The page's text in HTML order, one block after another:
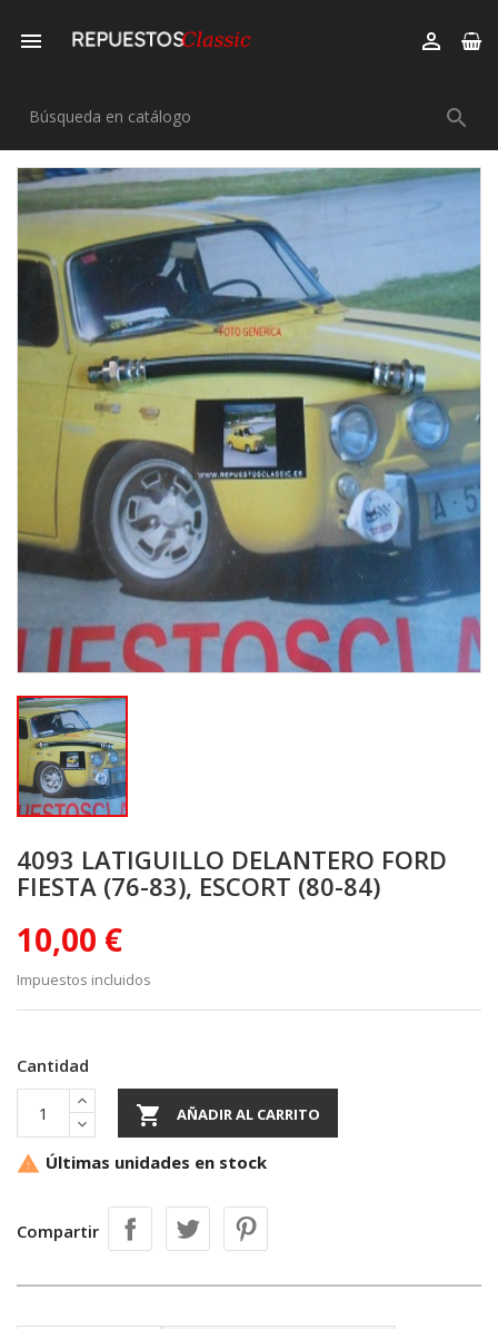
 

4093 LATIGUILLO DELANTERO FORD
FIESTA (76-83), ESCORT (80-84)
10,00 €
Impuestos incluidos
Cantidad
 AÑADIR AL CARRITO
 Últimas unidades en stock
Compartir